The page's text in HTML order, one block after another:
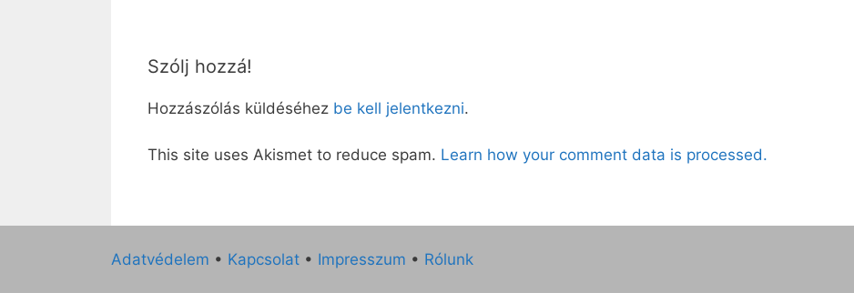
Szólj hozzá!
Hozzászólás küldéséhez be kell jelentkezni.
This site uses Akismet to reduce spam. Learn how your comment data is processed.
Adatvédelem • Kapcsolat • Impresszum • Rólunk